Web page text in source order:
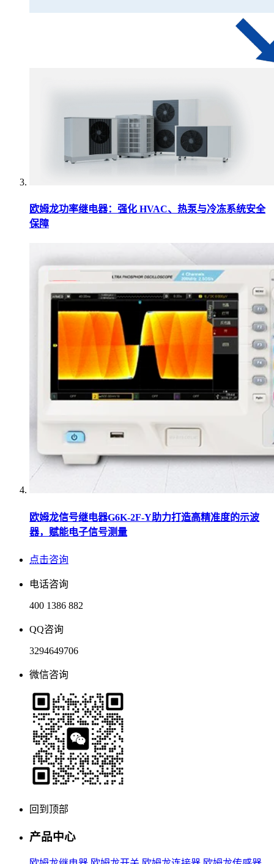
欧姆龙功率继电器：强化 HVAC、热泵与冷冻系统安全
保障
欧姆龙信号继电器G6K-2F-Y助力打造高精准度的示波
器，赋能电子信号测量
点击咨询
电话咨询
400 1386 882
QQ咨询
3294649706
微信咨询
回到顶部
产品中心